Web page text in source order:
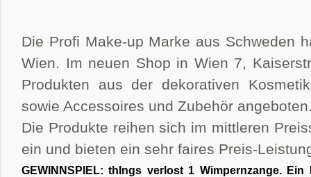
Die Profi Make-up Marke aus Schweden
Wien. Im neuen Shop in Wien 7,
Produkten aus der dekorativen
sowie Accessoires und Zubehör
Die Produkte reihen sich im mittleren
ein und bieten ein sehr faires Preis-
GEWINNSPIEL : thIngs verlost 1 Wimpernzange. Ein